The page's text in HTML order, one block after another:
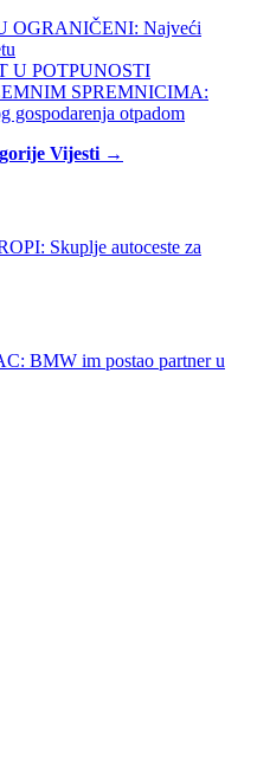
OGRANIČENI: Najveći
U POTPUNOSTI
SPREMNICIMA:
gospodarenja otpadom
Vijesti →
Skuplje autoceste za
BMW im postao partner u